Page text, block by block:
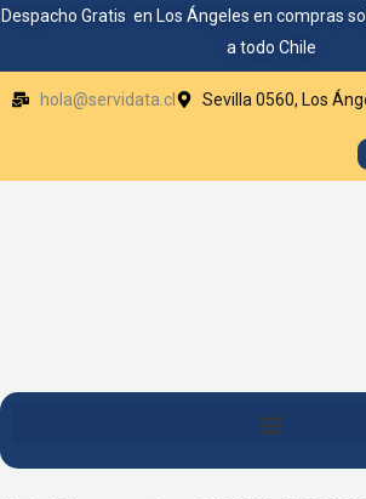
Ir
contenido
Despacho Gratis en Los Ángeles en compras
a todo Chile
hola@servidata.cl Sevilla 0560, Los